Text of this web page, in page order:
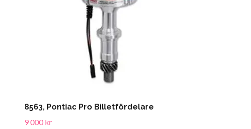
8563, Pontiac Pro Billetfördelare
9 000 kr